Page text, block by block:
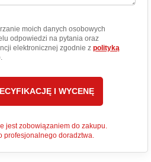
moich danych osobowych
odpowiedzi na pytania oraz
elektronicznej zgodnie z polityką
jest zobowiązaniem do zakupu.
profesjonalnego doradztwa.